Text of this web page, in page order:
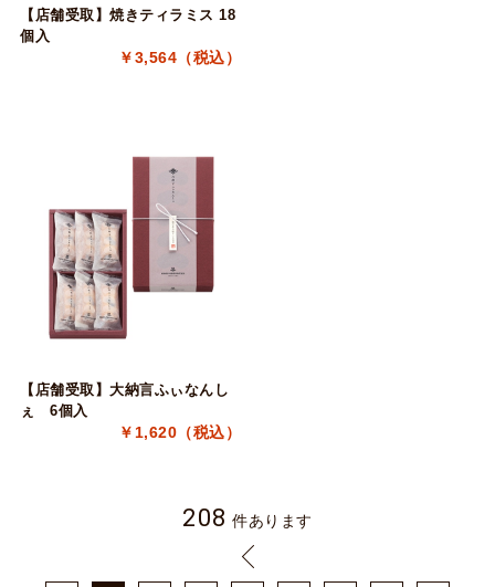
【店舗受取】焼きティラミス 18
個入
￥3,564（税込）
【店舗受取】大納言ふぃなんし
ぇ 6個入
￥1,620（税込）
208 件あります